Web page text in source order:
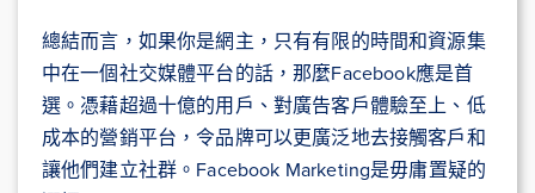
總結而言，如果你是網主，只有有限的時間和資源集
中在一個社交媒體平台的話，那麼Facebook應是首
選。憑藉超過十億的用戶、對廣告客戶體驗至上、低
成本的營銷平台，令品牌可以更廣泛地去接觸客戶和
讓他們建立社群。Facebook Marketing是毋庸置疑的